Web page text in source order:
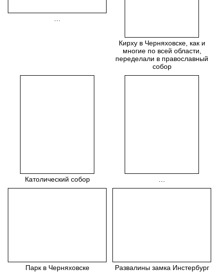
Кирху в Черняховске, как и
многие по всей области,
переделали в православный
собор
Католический собор
Парк в Черняховске Развалины замка Инстербург